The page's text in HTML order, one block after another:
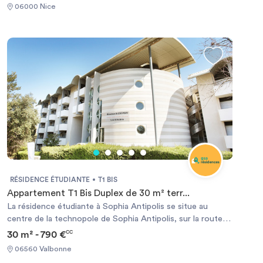
25 à 30 m² ou du T2 de 32 à 35 m². Tous les logements
06000 Nice
RÉSIDENCE ÉTUDIANTE T1 BIS
Appartement T1 Bis Duplex de 30 m² terr...
La résidence étudiante à Sophia Antipolis se situe au
centre de la technopole de Sophia Antipolis, sur la route
des Dolines, ce qui la place à 2 minutes à pied du centre de
Garbejaire. La résidence se trouve à quelques minutes de
nombreuses écoles d’Enseignement Supérieur dont le
30 m² - 790 €CC
06560 Valbonne